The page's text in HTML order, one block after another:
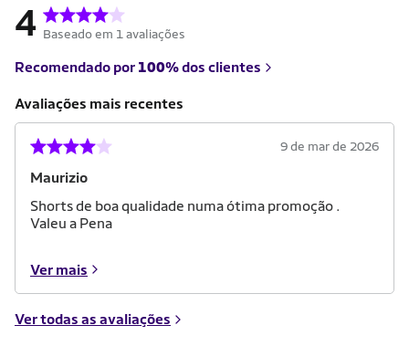
4 Baseado em 1 avaliações
Recomendado por 100%dos clientes
Avaliações mais recentes
Maurizio
9 de mar de 2026
Shorts de boa qualidade numa ótima promoção .
Valeu a Pena
Ver mais
Ver todas as avaliações